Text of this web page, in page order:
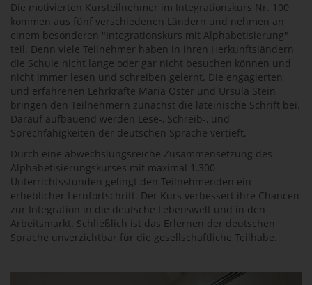
Die motivierten Kursteilnehmer im Integrationskurs Nr. 100
kommen aus fünf verschiedenen Ländern und nehmen an
einem besonderen "Integrationskurs mit Alphabetisierung"
teil. Denn viele Teilnehmer haben in ihren Herkunftsländern
die Schule nicht lange oder gar nicht besuchen können und
nicht immer lesen und schreiben gelernt. Die engagierten
und erfahrenen Lehrkräfte Maria Oster und Ursula Stein
bringen den Teilnehmern zunächst die lateinische Schrift bei.
Darauf aufbauend werden Lese-, Schreib-, und
Sprechfähigkeiten der deutschen Sprache vertieft.
Durch eine abwechslungsreiche Zusammensetzung des
Alphabetisierungskurses mit maximal 1.300
Unterrichtsstunden gelingt den Teilnehmenden ein
erheblicher Lernfortschritt. Der Kurs verbessert ihre Chancen
zur Integration in die deutsche Lebenswelt und in den
Arbeitsmarkt. Schließlich ist das Erlernen der deutschen
Sprache unverzichtbar für die gesellschaftliche Teilhabe.